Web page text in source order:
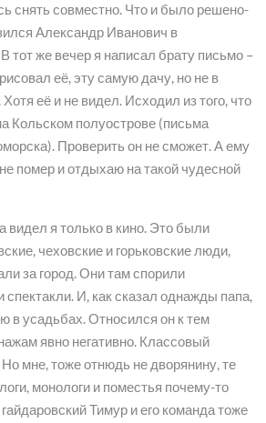
снять совместно. Что и было решено-
Александр Иванович в
тот же вечер я написал брату письмо –
её, эту самую дачу, но не в
её и не видел. Исходил из того, что
Кольском полуострове (письма
Проверить он не сможет. А ему
помер и отдыхаю на такой чудесной
видел я только в кино. Это были
чеховские и горьковские люди,
за город. Они там спорили
И, как сказал однажды папа,
в усадьбах. Относился он к тем
явно негативно. Классовый
мне, тоже отнюдь не дворянину, те
монологи и поместья почему-то
Тимур и его команда тоже